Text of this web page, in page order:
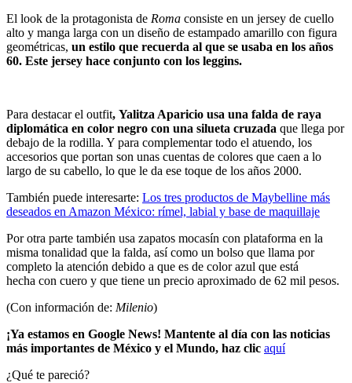
El look de la protagonista de Roma consiste en un jersey de cuello
alto y manga larga con un diseño de estampado amarillo con figura
geométricas, un estilo que recuerda al que se usaba en los años
60. Este jersey hace conjunto con los leggins.
Para destacar el outfit, Yalitza Aparicio usa una falda de raya
diplomática en color negro con una silueta cruzada que llega por
debajo de la rodilla. Y para complementar todo el atuendo, los
accesorios que portan son unas cuentas de colores que caen a lo
largo de su cabello, lo que le da ese toque de los años 2000.
También puede interesarte: Los tres productos de Maybelline más
deseados en Amazon México: rímel, labial y base de maquillaje
Por otra parte también usa zapatos mocasín con plataforma en la
misma tonalidad que la falda, así como un bolso que llama por
completo la atención debido a que es de color azul que está
hecha con cuero y que tiene un precio aproximado de 62 mil pesos.
(Con información de: Milenio)
¡Ya estamos en Google News! Mantente al día con las noticias
más importantes de México y el Mundo, haz clic aquí
¿Qué te pareció?